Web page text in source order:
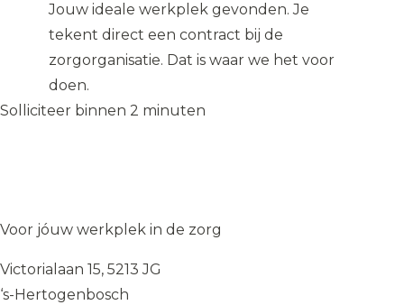
Jouw ideale werkplek gevonden. Je
tekent direct een contract bij de
zorgorganisatie. Dat is waar we het voor
doen.
Solliciteer binnen 2 minuten
Voor jóuw werkplek in de zorg
Victorialaan 15, 5213 JG
‘s-Hertogenbosch